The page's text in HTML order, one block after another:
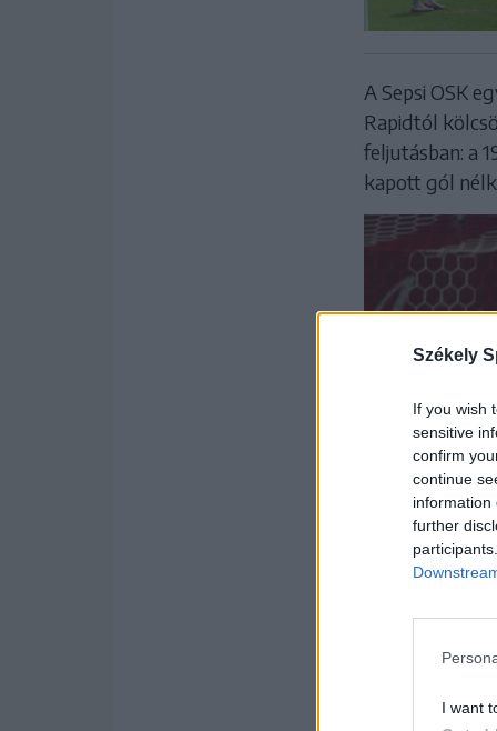
Székely
If you wish
sensitive
confirm
continue
information
further
I want
A Sepsi OSK
Rapidtól
feljutásban: a
kapott gól
Bogdan Ungureanu